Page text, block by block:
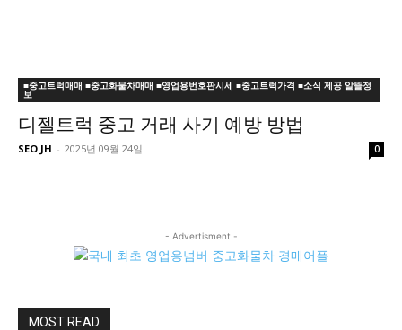
■중고트럭매매 ■중고화물차매매 ■영업용번호판시세 ■중고트럭가격 ■소식 제공 알뜰정
보
디젤트럭 중고 거래 사기 예방 방법
SEO JH - 2025년 09월 24일 0
- Advertisment -
MOST READ